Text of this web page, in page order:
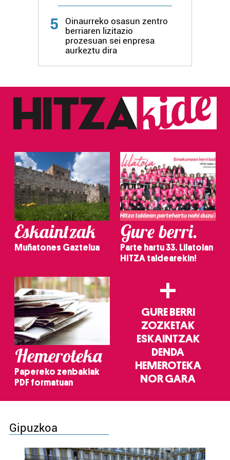
5
Oinaurreko osasun zentro
berriaren lizitazio
prozesuan sei enpresa
aurkeztu dira
Eskaintzak
Muñatones Gaztelua
Gure berri.
Parte hartu 33. Lilatoian
HITZA taldearekin!
Hemeroteka
Papereko zenbakiak
PDF formatuan
+
GURE BERRI
ZOZKETAK
ESKAINTZAK
DENDA
HEMEROTEKA
NOR GARA
Gipuzkoa